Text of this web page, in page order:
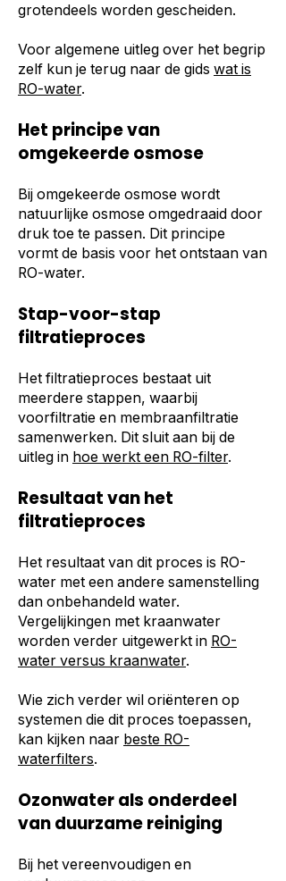
grotendeels worden gescheiden.
Voor algemene uitleg over het begrip
zelf kun je terug naar de gids wat is
RO-water.
Het principe van
omgekeerde osmose
Bij omgekeerde osmose wordt
natuurlijke osmose omgedraaid door
druk toe te passen. Dit principe
vormt de basis voor het ontstaan van
RO-water.
Stap-voor-stap
filtratieproces
Het filtratieproces bestaat uit
meerdere stappen, waarbij
voorfiltratie en membraanfiltratie
samenwerken. Dit sluit aan bij de
uitleg in hoe werkt een RO-filter.
Resultaat van het
filtratieproces
Het resultaat van dit proces is RO-
water met een andere samenstelling
dan onbehandeld water.
Vergelijkingen met kraanwater
worden verder uitgewerkt in RO-
water versus kraanwater.
Wie zich verder wil oriënteren op
systemen die dit proces toepassen,
kan kijken naar beste RO-
waterfilters.
Ozonwater als onderdeel
van duurzame reiniging
Bij het vereenvoudigen en